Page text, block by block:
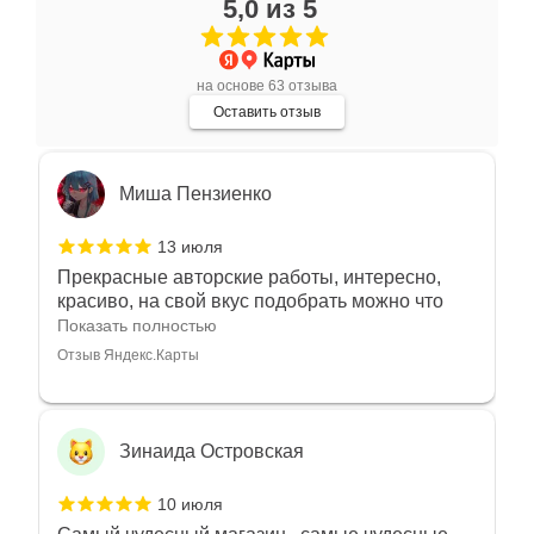
5,0 из 5
на основе 63 отзыва
Оставить отзыв
Очень большой выбор украшений! Каждое -
индивидуально и завораживает своей
красотой! Трудно не купить всё! Спасибо!
Отзыв Яндекс.Карты
Миша Пензиенко
13 июля
Прекрасные авторские работы, интересно,
красиво, на свой вкус подобрать можно что
угодно
Показать полностью
Отзыв Яндекс.Карты
Зинаида Островская
10 июля